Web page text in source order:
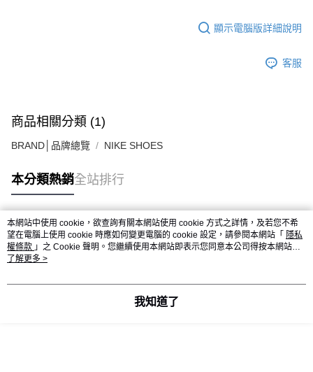
顯示電腦版詳細說明
客服
商品相關分類 (1)
BRAND│品牌總覽 NIKE SHOES
本分類熱銷全站排行
熱門標籤
本網站中使用 cookie，欲查詢有關本網站使用 cookie 方式之詳情，及若您不希
望在電腦上使用 cookie 時應如何變更電腦的 cookie 設定，請參閱本網站「 隱私
權條款 」之 Cookie 聲明。您繼續使用本網站即表示您同意本公司得按本網站使
用條款之 Cookie 聲明使用 cookie。
了解更多 >
我知道了